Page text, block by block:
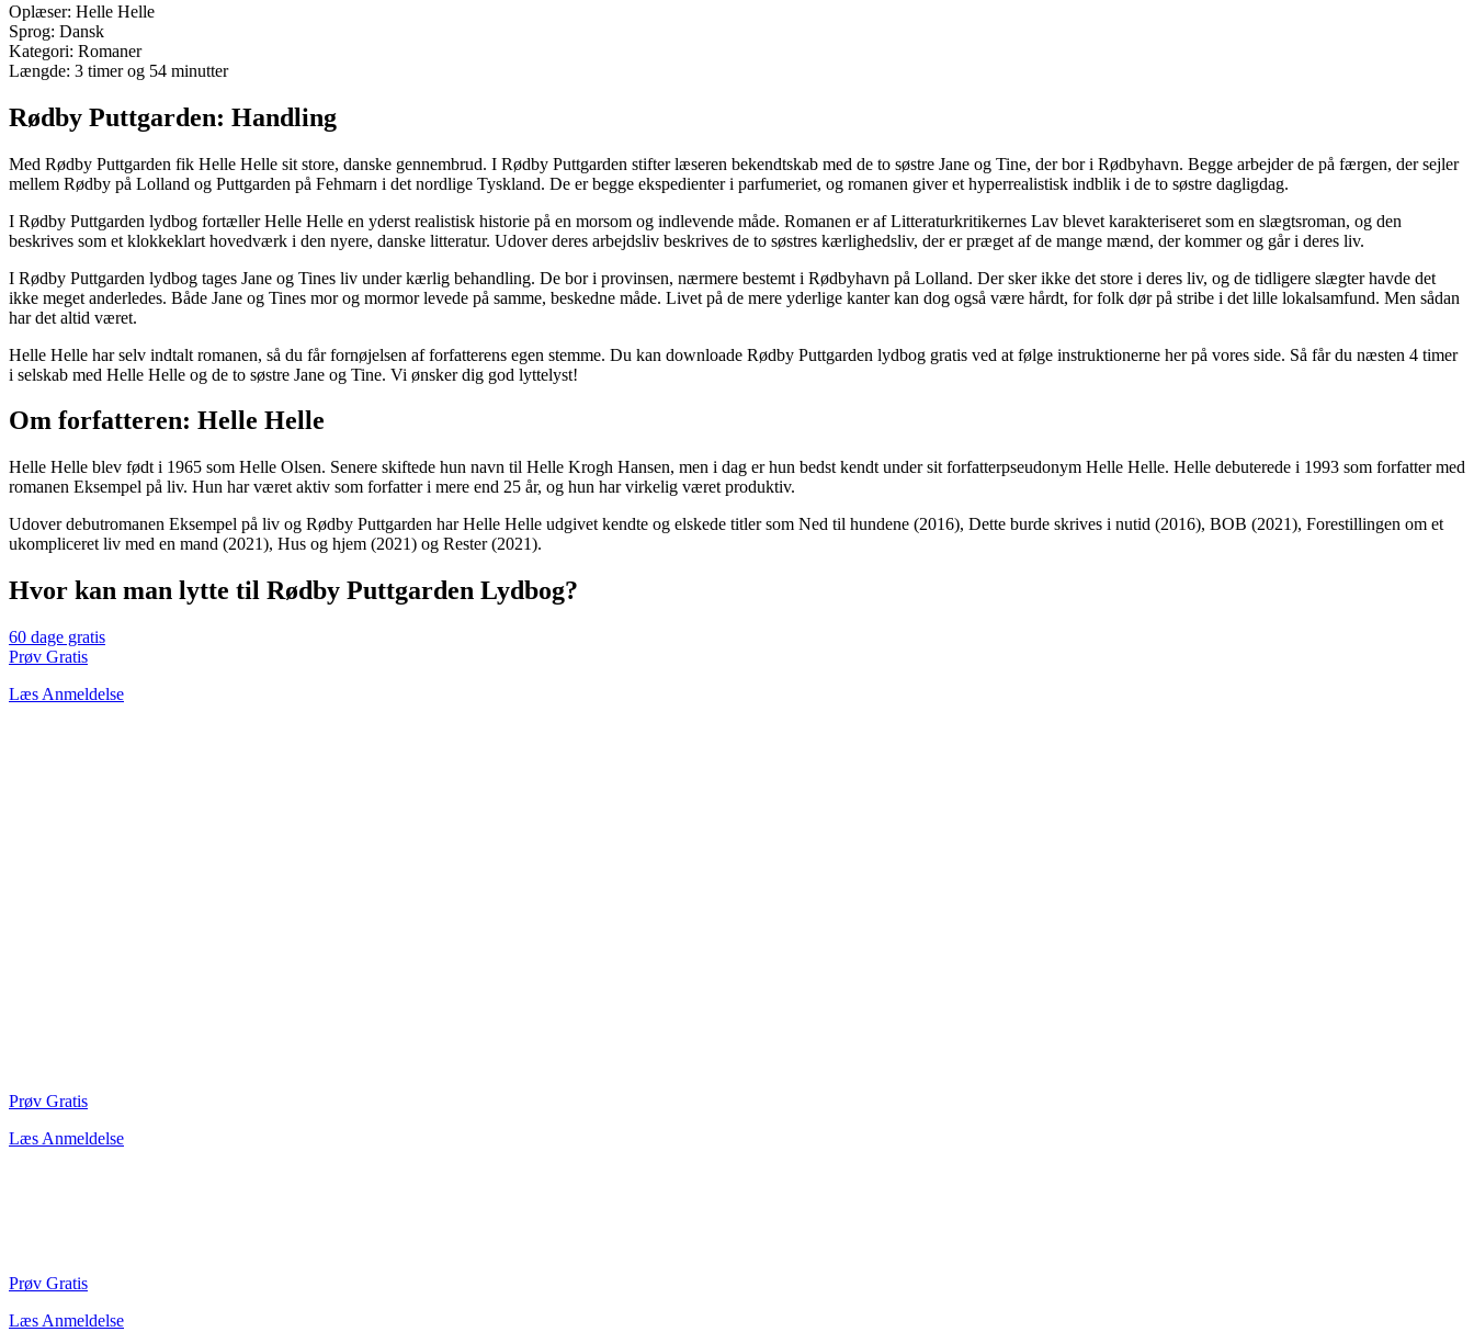
Oplæser: Helle Helle
Sprog: Dansk
Kategori: Romaner
Længde: 3 timer og 54 minutter
Rødby Puttgarden: Handling
Med Rødby Puttgarden fik Helle Helle sit store, danske gennembrud. I Rødby Puttgarden stifter læseren bekendtskab med de to søstre Jane og Tine, der bor i Rødbyhavn. Begge arbejder de på færgen, der sejler
mellem Rødby på Lolland og Puttgarden på Fehmarn i det nordlige Tyskland. De er begge ekspedienter i parfumeriet, og romanen giver et hyperrealistisk indblik i de to søstre dagligdag.
I Rødby Puttgarden lydbog fortæller Helle Helle en yderst realistisk historie på en morsom og indlevende måde. Romanen er af Litteraturkritikernes Lav blevet karakteriseret som en slægtsroman, og den
beskrives som et klokkeklart hovedværk i den nyere, danske litteratur. Udover deres arbejdsliv beskrives de to søstres kærlighedsliv, der er præget af de mange mænd, der kommer og går i deres liv.
I Rødby Puttgarden lydbog tages Jane og Tines liv under kærlig behandling. De bor i provinsen, nærmere bestemt i Rødbyhavn på Lolland. Der sker ikke det store i deres liv, og de tidligere slægter havde det
ikke meget anderledes. Både Jane og Tines mor og mormor levede på samme, beskedne måde. Livet på de mere yderlige kanter kan dog også være hårdt, for folk dør på stribe i det lille lokalsamfund. Men sådan
har det altid været.
Helle Helle har selv indtalt romanen, så du får fornøjelsen af forfatterens egen stemme. Du kan downloade Rødby Puttgarden lydbog gratis ved at følge instruktionerne her på vores side. Så får du næsten 4 timer
i selskab med Helle Helle og de to søstre Jane og Tine. Vi ønsker dig god lyttelyst!
Om forfatteren: Helle Helle
Helle Helle blev født i 1965 som Helle Olsen. Senere skiftede hun navn til Helle Krogh Hansen, men i dag er hun bedst kendt under sit forfatterpseudonym Helle Helle. Helle debuterede i 1993 som forfatter med
romanen Eksempel på liv. Hun har været aktiv som forfatter i mere end 25 år, og hun har virkelig været produktiv.
Udover debutromanen Eksempel på liv og Rødby Puttgarden har Helle Helle udgivet kendte og elskede titler som Ned til hundene (2016), Dette burde skrives i nutid (2016), BOB (2021), Forestillingen om et
ukompliceret liv med en mand (2021), Hus og hjem (2021) og Rester (2021).
Hvor kan man lytte til Rødby Puttgarden Lydbog?
60 dage gratis
Prøv Gratis
Læs Anmeldelse
Prøv Gratis
Læs Anmeldelse
Prøv Gratis
Læs Anmeldelse